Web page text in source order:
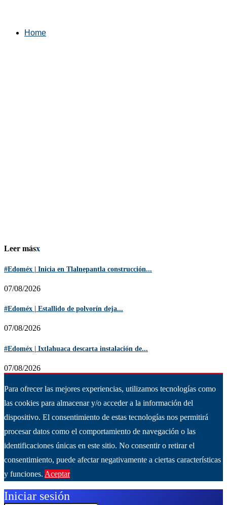
Home
Leer másx
#Edoméx | Inicia en Tlalnepantla construcción...
07/08/2026
#Edoméx | Estallido de polvorín deja...
07/08/2026
#Edoméx | Ixtlahuaca descarta instalación de...
07/08/2026
Para ofrecer las mejores experiencias, utilizamos tecnologías como
las cookies para almacenar y/o acceder a la información del
dispositivo. El consentimiento de estas tecnologías nos permitirá
procesar datos como el comportamiento de navegación o las
identificaciones únicas en este sitio. No consentir o retirar el
consentimiento, puede afectar negativamente a ciertas características
y funciones. Aceptar
Iniciar sesión